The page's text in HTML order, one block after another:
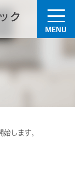
MENU
します。